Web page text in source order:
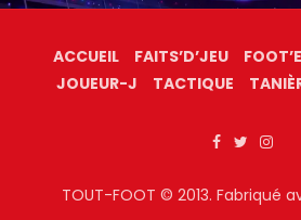
ACCUEIL FAITS’D’JEU
JOUEUR-J
TACTIQUE
TOUT-FOOT © 2013. Fabriqué